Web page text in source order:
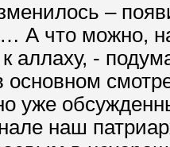
–
А что можно,
аллаху, -
основном
уже
наш